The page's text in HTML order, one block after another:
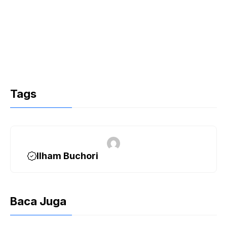
Tags
Ilham Buchori
Baca Juga